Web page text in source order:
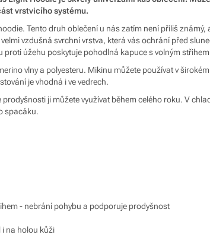
vrstvicího systému.
Tento druh oblečení u nás zatím není příliš
vzdušná svrchní vrstva, která vás ochrání před
proti úžehu poskytuje pohodlná kapuce s volným
vlny a polyesteru. Mikinu můžete používat v
je vhodná i ve vedrech.
prodyšnosti ji můžete využívat během celého roku. V
spacáku.
- nebrání pohybu a podporuje prodyšnost
i na holou kůži